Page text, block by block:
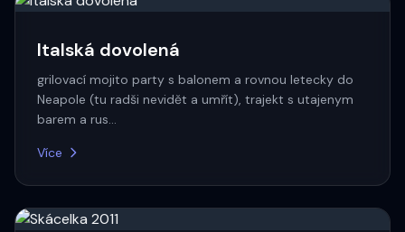
Italská dovolená
grilovací mojito party s balonem a rovnou letecky do
Neapole (tu radši nevidět a umřít), trajekt s utajenym
barem a rus…
Více